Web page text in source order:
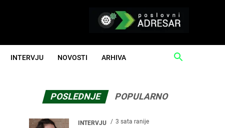
INTERVJU NOVOSTI ARHIVA
POSLEDNJE POPULARNO
INTERVJU 3 sata ranije